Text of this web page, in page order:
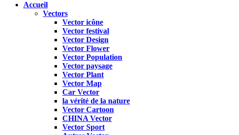
Accueil
Vectors
Vector icône
Vector festival
Vector Design
Vector Flower
Vector Population
Vector paysage
Vector Plant
Vector Map
Car Vector
la vérité de la nature
Vector Cartoon
CHINA Vector
Vector Sport